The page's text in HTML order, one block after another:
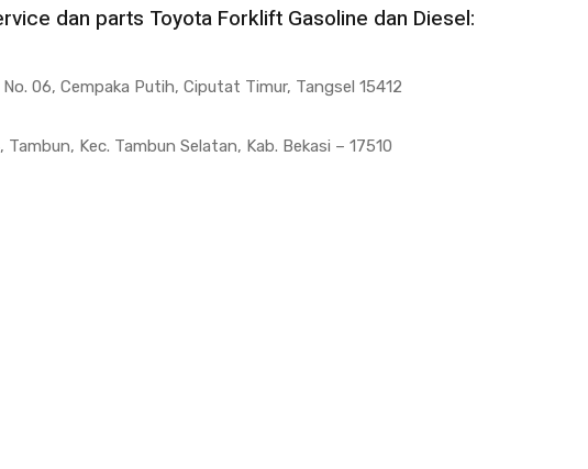
dan parts Toyota Forklift Gasoline dan Diesel:
06, Cempaka Putih, Ciputat Timur, Tangsel 15412
Kec. Tambun Selatan, Kab. Bekasi – 17510